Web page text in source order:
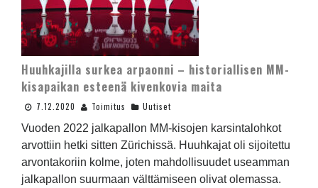
Huuhkajilla surkea arpaonni – historiallisen MM-
kisapaikan esteenä kivenkovia maita
7.12.2020 Toimitus Uutiset
Vuoden 2022 jalkapallon MM-kisojen karsintalohkot
arvottiin hetki sitten Zürichissä. Huuhkajat oli sijoitettu
arvontakoriin kolme, joten mahdollisuudet useamman
jalkapallon suurmaan välttämiseen olivat olemassa.